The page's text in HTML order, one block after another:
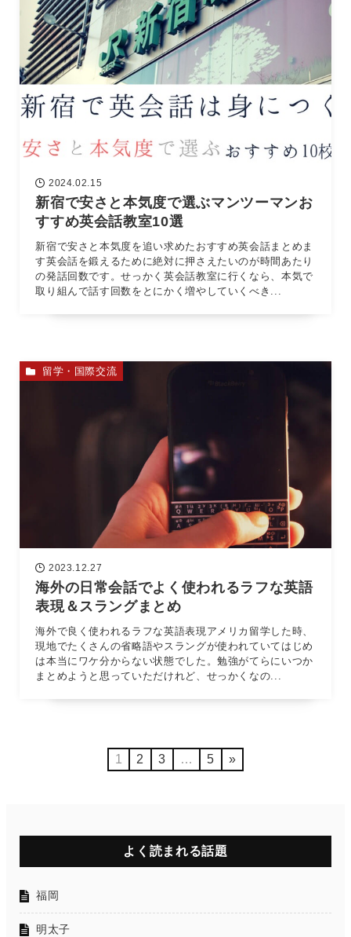
2024.02.15
新宿で安さと本気度で選ぶマンツーマンお
すすめ英会話教室10選
新宿で安さと本気度を追い求めたおすすめ英会話まとめま
す英会話を鍛えるために絶対に押さえたいのが時間あたり
の発話回数です。せっかく英会話教室に行くなら、本気で
取り組んで話す回数をとにかく増やしていくべき...
2023.12.27
海外の日常会話でよく使われるラフな英語
表現＆スラングまとめ
海外で良く使われるラフな英語表現アメリカ留学した時、
現地でたくさんの省略語やスラングが使われていてはじめ
は本当にワケ分からない状態でした。勉強がてらにいつか
まとめようと思っていただけれど、せっかくなの...
留学・国際交流
1 2 3 … 5 »
よく読まれる話題
福岡
明太子